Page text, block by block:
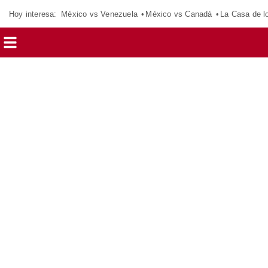
Hoy interesa: México vs Venezuela México vs Canadá La Casa de